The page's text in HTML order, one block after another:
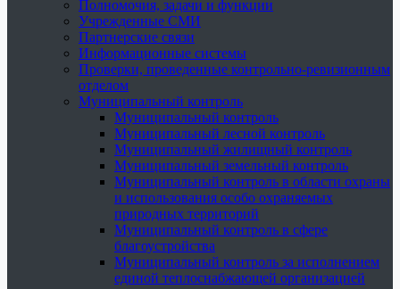
Полномочия, задачи и функции
Учрежденные СМИ
Партнерские связи
Информационные системы
Проверки, проведенные контрольно-ревизионным
отделом
Муниципальный контроль
Муниципальный контроль
Муниципальный лесной контроль
Муниципальный жилищный контроль
Муниципальный земельный контроль
Муниципальный контроль в области охраны
и использования особо охраняемых
природных территорий
Муниципальный контроль в сфере
благоустройства
Муниципальный контроль за исполнением
единой теплоснабжающей организацией